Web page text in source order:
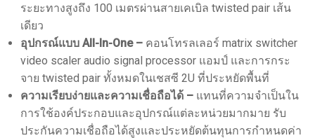
ระยะทางสูงถึง 100 เมตรผ่านสายเคเบิล twisted pair เส้น
เดียว
อุปกรณ์แบบ All-In-One – คอนโทรลเลอร์ matrix switcher
video scaler audio signal processor แอมป์ และการกระ
จาย twisted pair ทั้งหมดในเชสซี 2U ที่ประหยัดพื้นที่
ความเรียบง่ายและความเชื่อถือได้ – แทนที่ความจำเป็นใน
การใช้องค์ประกอบและอุปกรณ์แต่ละหน่วยมากมาย รับ
ประกันความเชื่อถือได้สูงและประหยัดต้นทุนการกำหนดค่า